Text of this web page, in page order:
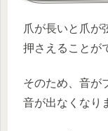
爪が長いと爪が
押さえることが
そのため、音が
音が出なくなり